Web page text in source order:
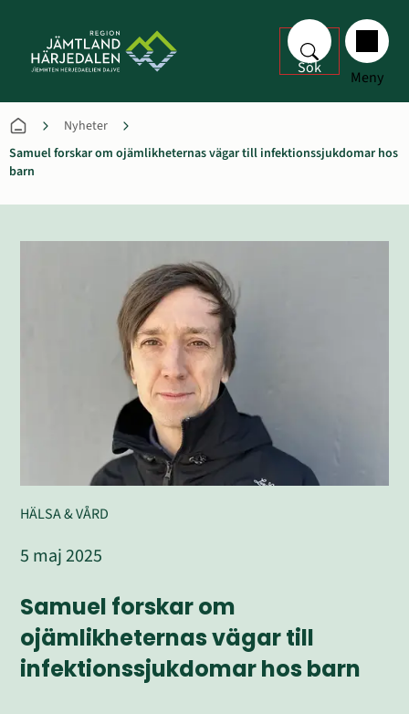
Sök Meny
Nyheter
Samuel forskar om ojämlikheternas vägar till infektionssjukdomar hos
barn
Samuel forskar om
ojämlikheternas vägar till
infektionssjukdomar hos barn
5 maj 2025
HÄLSA & VÅRD